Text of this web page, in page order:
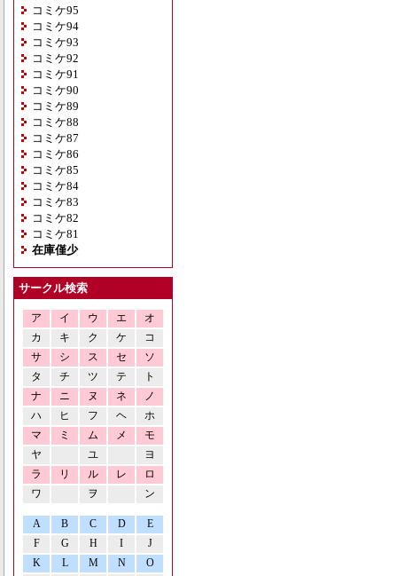
コミケ95
コミケ94
コミケ93
コミケ92
コミケ91
コミケ90
コミケ89
コミケ88
コミケ87
コミケ86
コミケ85
コミケ84
コミケ83
コミケ82
コミケ81
在庫僅少
サークル検索
ア イ ウ エ
オ
カ
キ ク ケ
コ
サ
シ ス セ
ソ
タ
チ ツ テ
ト
ナ
ニ ヌ ネ
ノ
ハ
ヒ フ ヘ
ホ
マ
ミ ム メ
モ
ヤ
ユ
ヨ
ラ
リ ル レ
ロ
ワ
ヲ ン
A B C D
E
F
G H I
J
K
L M N O